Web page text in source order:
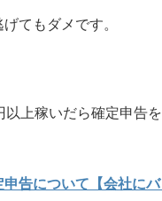
てもダメです。
上稼いだら確定申告
告について【会社に